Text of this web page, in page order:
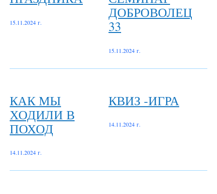
15.11.2024 г.
ДОБРОВОЛЕЦ
33
15.11.2024 г.
КАК МЫ
ХОДИЛИ В
ПОХОД
14.11.2024 г.
КВИЗ -ИГРА
14.11.2024 г.